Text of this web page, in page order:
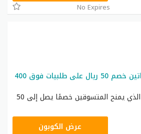
No Expires
كود خصم شي ان فساتين خصم 50 ريال على طلبيات فوق 400
يتوفركود خصم شي إن الذي يمنح المتسوقين خصمًا يصل إلى 50
عرض الكوبون